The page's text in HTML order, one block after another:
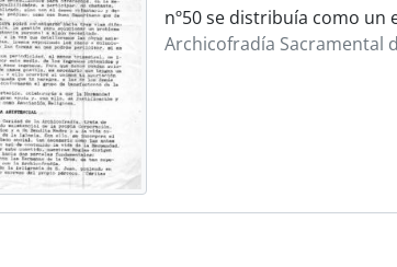
nº50 se distribuía como
Archicofradía Sacramental